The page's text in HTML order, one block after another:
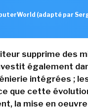
(adapté par
supprime des
également
intégrées ;
que cette
la mise en